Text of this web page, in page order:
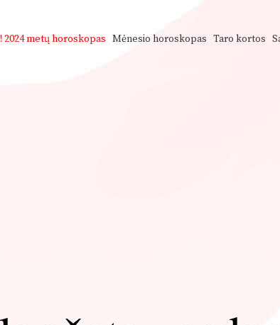
2024 metų horoskopas Mėnesio horoskopas Taro kortos